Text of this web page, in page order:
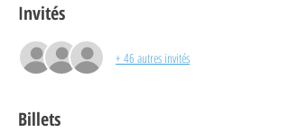
Invités
+ 46 autres invités
Billets